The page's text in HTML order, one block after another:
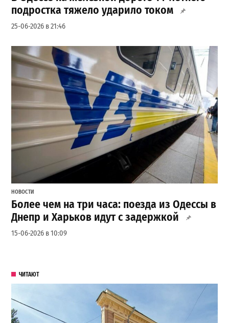
подростка тяжело ударило током
25-06-2026 в 21:46
НОВОСТИ
Более чем на три часа: поезда из Одессы в
Днепр и Харьков идут с задержкой
15-06-2026 в 10:09
ЧИТАЮТ